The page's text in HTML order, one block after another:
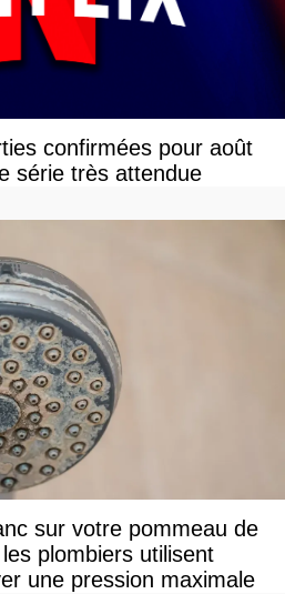
confirmées pour août
série très attendue
sur votre pommeau de
plombiers utilisent
une pression maximale